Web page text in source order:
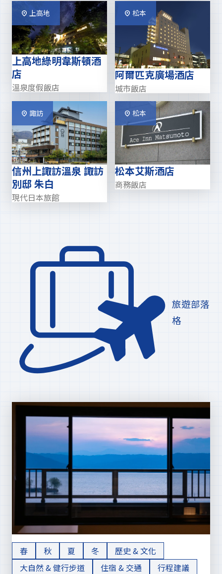
上高地
上高地綠明韋斯頓酒
店
溫泉度假飯店
松本
阿爾匹克廣場酒店
城市飯店
諏訪
信州上諏訪溫泉 諏訪
別邸 朱白
現代日本旅館
松本
松本艾斯酒店
商務飯店
旅遊部落
格
春 秋 夏 冬
歷史 & 文化
大自然 & 健行步道
住宿 & 交通
行程建議